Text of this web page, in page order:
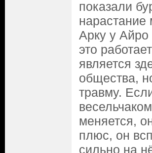
показали
нарастание
Арку у Айро
это
является
общества,
травму.
меняется,
плюс, он
сильно на